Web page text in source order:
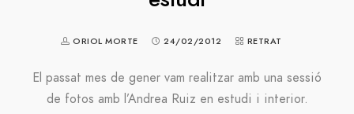
ORIOL MORTE 24/02/2012 RETRAT
El passat mes de gener vam realitzar amb una sessió
de fotos amb l’Andrea Ruiz en estudi i interior.